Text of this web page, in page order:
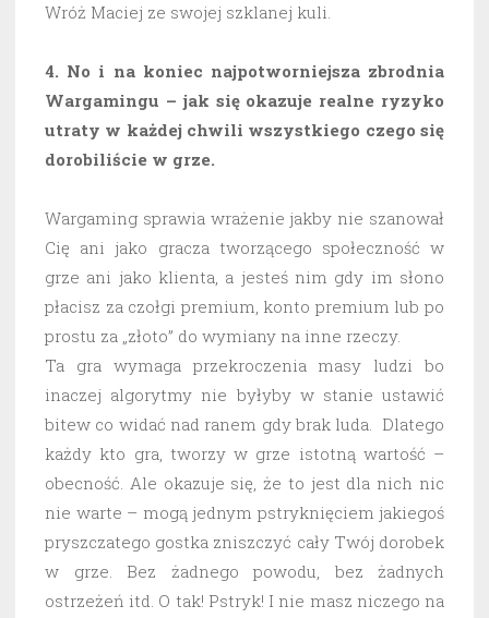
Wróż Maciej ze swojej szklanej kuli.
4. No i na koniec najpotworniejsza zbrodnia
Wargamingu – jak się okazuje realne ryzyko
utraty w każdej chwili wszystkiego czego się
dorobiliście w grze.
Wargaming sprawia wrażenie jakby nie szanował
Cię ani jako gracza tworzącego społeczność w
grze ani jako klienta, a jesteś nim gdy im słono
płacisz za czołgi premium, konto premium lub po
prostu za „złoto” do wymiany na inne rzeczy.
Ta gra wymaga przekroczenia masy ludzi bo
inaczej algorytmy nie byłyby w stanie ustawić
bitew co widać nad ranem gdy brak luda. Dlatego
każdy kto gra, tworzy w grze istotną wartość –
obecność. Ale okazuje się, że to jest dla nich nic
nie warte – mogą jednym pstryknięciem jakiegoś
pryszczatego gostka zniszczyć cały Twój dorobek
w grze. Bez żadnego powodu, bez żadnych
ostrzeżeń itd. O tak! Pstryk! I nie masz niczego na